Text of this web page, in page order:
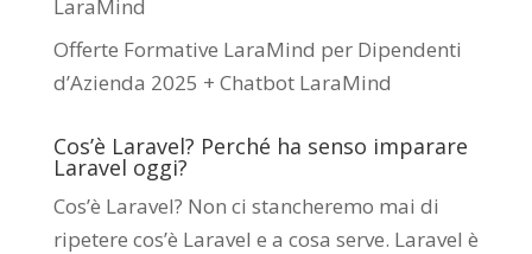
LaraMind
Offerte Formative LaraMind per Dipendenti
d’Azienda 2025 + Chatbot LaraMind
Cos’è Laravel? Perché ha senso imparare
Laravel oggi?
Cos’è Laravel? Non ci stancheremo mai di
ripetere cos’è Laravel e a cosa serve. Laravel è